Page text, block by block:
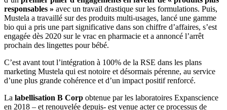
responsables » avec un travail drastique sur les formulations. Puis,
Mustela a travaillé sur des produits multi-usages, lancé une gamme
bio qui a pris une part significative dans son chiffre d’affaires, s’est
engagée dès 2020 sur le vrac en pharmacie et a annoncé l’arrêt
prochain des lingettes pour bébé.
C’est avant tout l’intégration à 100% de la RSE dans les plans
marketing Mustela qui est notoire et désormais pérenne, au service
d’une plus grande cohérence et d’un impact positif renforcé.
La labellisation B Corp obtenue par les laboratoires Expanscience
en 2018 – et renouvelée depuis- est venue acter ce processus de